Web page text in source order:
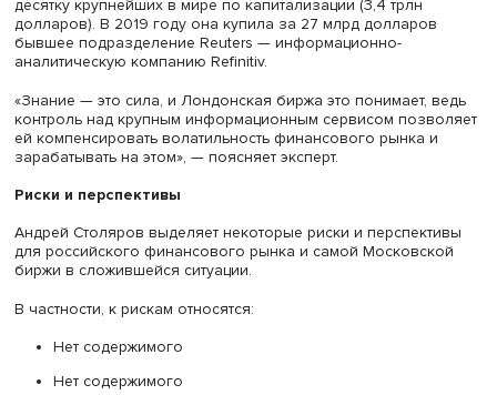
Еще одна статья доходов биржи — размещение ее
свободных средств, что позволяет получать
доход в условиях высоких процентных ставок на рынке.
Московская биржа также работает над развитием
маркетплейса «Финуслуги», где, в частности, можно
условия по разным банковским и страховым продуктам,
удаленно открывать вклады напрямую через сервис,
время. Кроме того, с помощью сервиса можно
покупать и продавать акции и облигации без
контрагента в лице брокера, что также позволяет
получать дополнительный доход.
позволяет бирже в меньшей степени зависеть от
конъюнктуры, ведь если снизится интерес к одному
рынка, то вырастет спрос в другом, а биржа в любом
останется в выигрыше, отмечает Андрей Столяров.